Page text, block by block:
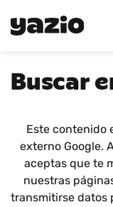
Buscar
Este contenido
externo Google.
aceptas que te
nuestras
transmitirse datos